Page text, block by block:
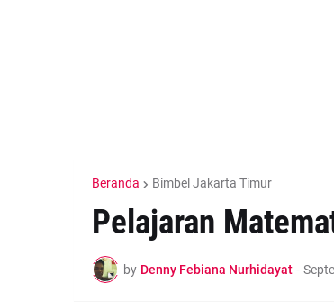
Beranda Bimbel Jakarta Timur
Pelajaran
by Denny Febiana Nurhidayat -